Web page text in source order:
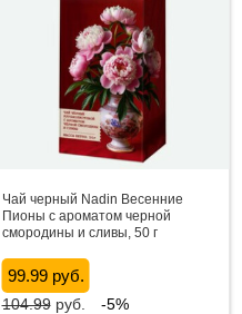
Чай черный Nadin Весенние
Пионы с ароматом черной
смородины и сливы, 50 г
99.99 руб.
104.99руб. -5%